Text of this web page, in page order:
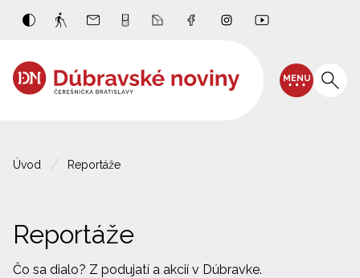
MENU
Úvod Reportáže
Reportáže
Čo sa dialo? Z podujatí a akcií v Dúbravke.